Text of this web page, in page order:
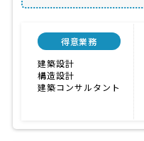
得意業務
建築設計
構造設計
建築コンサルタント